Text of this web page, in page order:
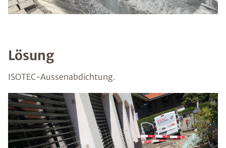
Lösung
ISOTEC-Aussenabdichtung.